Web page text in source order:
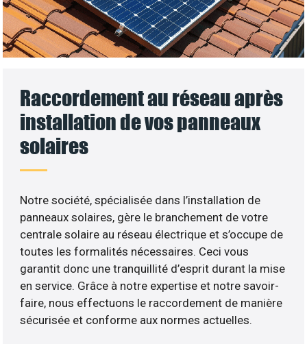
Raccordement au réseau après
installation de vos panneaux
solaires
Notre société, spécialisée dans l’installation de
panneaux solaires, gère le branchement de votre
centrale solaire au réseau électrique et s’occupe de
toutes les formalités nécessaires. Ceci vous
garantit donc une tranquillité d’esprit durant la mise
en service. Grâce à notre expertise et notre savoir-
faire, nous effectuons le raccordement de manière
sécurisée et conforme aux normes actuelles.